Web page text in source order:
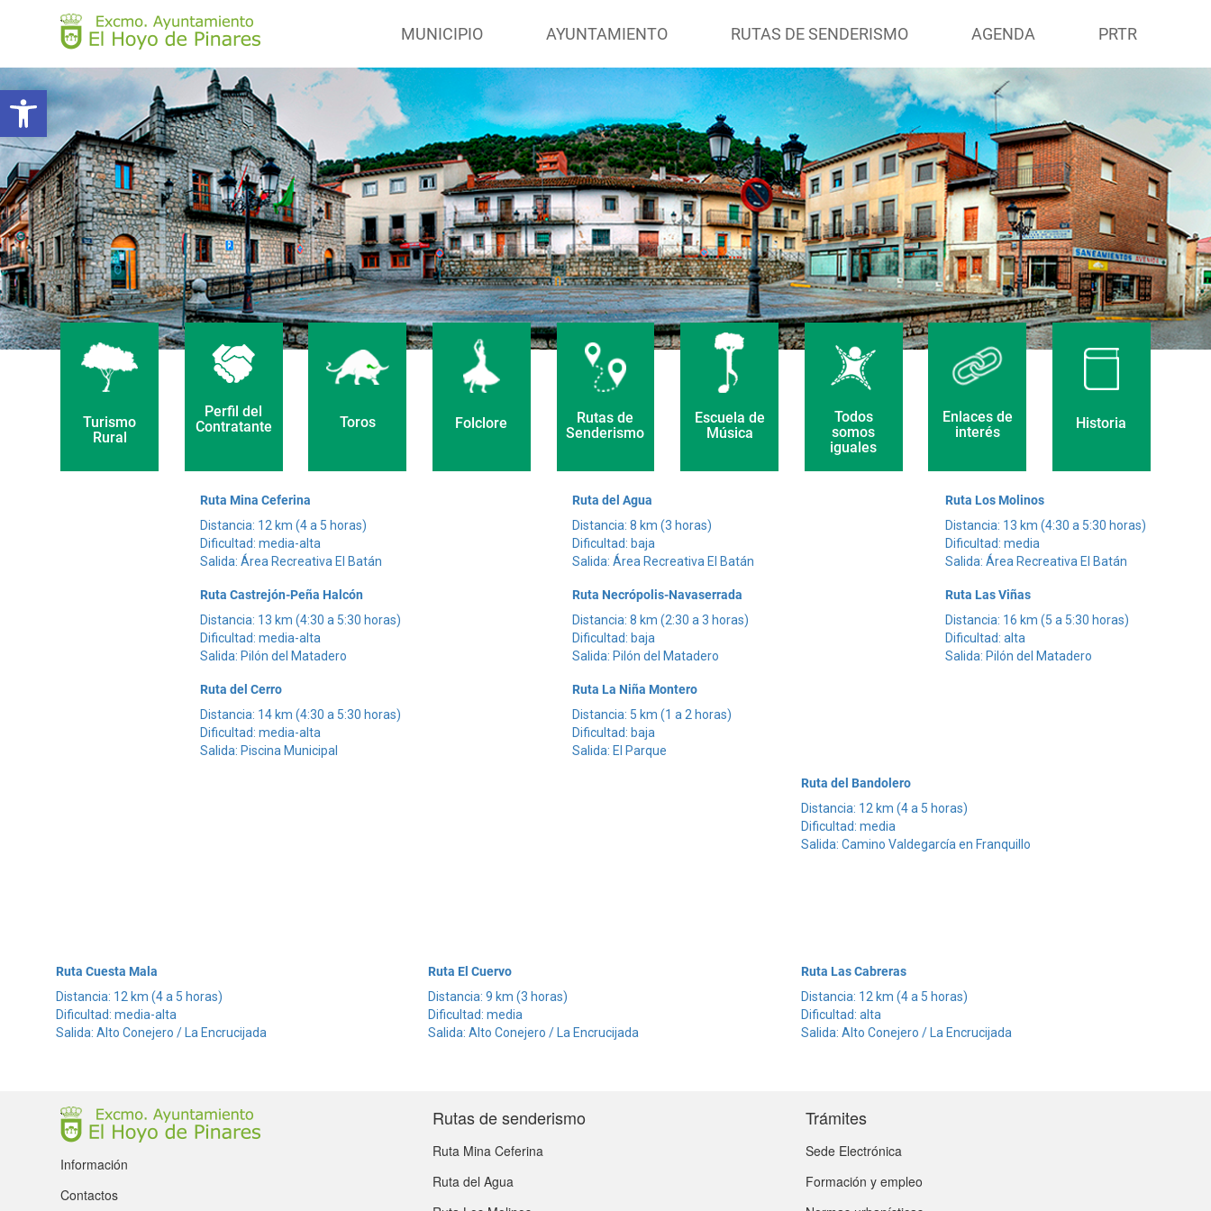
Abrir barra de herramientas
MUNICIPIO AYUNTAMIENTO RUTAS DE SENDERISMO AGENDA PRTR
Turismo
Rural
Perfil del
Contratante
Toros Folclore
Rutas de
Senderismo
Escuela de
Música
Todos
somos
iguales
Enlaces de
interés
Historia
Ruta Mina Ceferina
Distancia: 12 km (4 a 5 horas)
Dificultad: media-alta
Salida: Área Recreativa El Batán
Ruta del Agua
Distancia: 8 km (3 horas)
Dificultad: baja
Salida: Área Recreativa El Batán
Ruta Los Molinos
Distancia: 13 km (4:30 a 5:30 horas)
Dificultad: media
Salida: Área Recreativa El Batán
Ruta Castrejón-Peña Halcón
Distancia: 13 km (4:30 a 5:30 horas)
Dificultad: media-alta
Salida: Pilón del Matadero
Ruta Necrópolis-Navaserrada
Distancia: 8 km (2:30 a 3 horas)
Dificultad: baja
Salida: Pilón del Matadero
Ruta Las Viñas
Distancia: 16 km (5 a 5:30 horas)
Dificultad: alta
Salida: Pilón del Matadero
Ruta del Cerro
Distancia: 14 km (4:30 a 5:30 horas)
Dificultad: media-alta
Salida: Piscina Municipal
Ruta La Niña Montero
Distancia: 5 km (1 a 2 horas)
Dificultad: baja
Salida: El Parque
Ruta del Bandolero
Distancia: 12 km (4 a 5 horas)
Dificultad: media
Salida: Camino Valdegarcía en Franquillo
Ruta Cuesta Mala
Distancia: 12 km (4 a 5 horas)
Dificultad: media-alta
Salida: Alto Conejero / La Encrucijada
Ruta El Cuervo
Distancia: 9 km (3 horas)
Dificultad: media
Salida: Alto Conejero / La Encrucijada
Ruta Las Cabreras
Distancia: 12 km (4 a 5 horas)
Dificultad: alta
Salida: Alto Conejero / La Encrucijada
Información
Contactos
Rutas de senderismo
Ruta Mina Ceferina
Ruta del Agua
Trámites
Sede Electrónica
Formación y empleo